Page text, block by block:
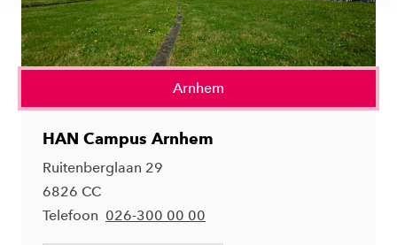
Arnhem
HAN Campus Arnhem
Ruitenberglaan 29
6826 CC
Telefoon 026-300 00 00